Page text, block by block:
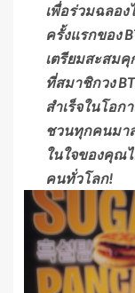
เพื่อร่วมฉลอ
ครั้งแรกของ
เตรียมสะสม
ที่สมาชิกวง
สำเร็จในโอก
ชวนทุกคนมา
ในใจของคุณ
คนทั่วโลก!